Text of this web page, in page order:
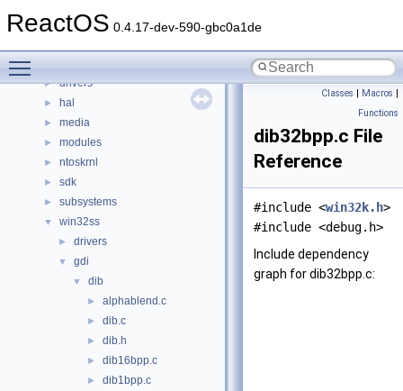
ReactOS 0.4.17-dev-590-gbc0a1de
► base
► drivers
► hal
► media
► modules
► ntoskrnl
► sdk
► subsystems
▼ win32ss
► drivers
▼ gdi
▼ dib
► alphablend.c
► dib.c
► dib.h
► dib16bpp.c
► dib1bpp.c
Classes | Macros |
Functions
dib32bpp.c File
Reference
#include <win32k.h>
#include <debug.h>
Include dependency
graph for dib32bpp.c: